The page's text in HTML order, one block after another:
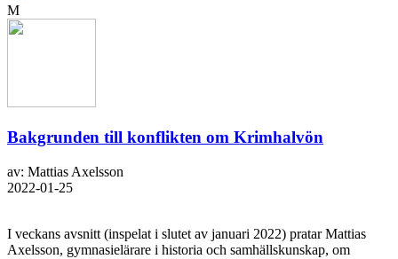
M
Bakgrunden till konflikten om Krimhalvön
av: Mattias Axelsson
2022-01-25
I veckans avsnitt (inspelat i slutet av januari 2022) pratar Mattias
Axelsson, gymnasielärare i historia och samhällskunskap, om